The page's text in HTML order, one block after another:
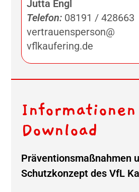
Jutta Engl
Telefon: 08191 / 428663
vertrauensperson@
vflkaufering.de
Download
Präventionsmaßnahmen
Schutzkonzept des VfL